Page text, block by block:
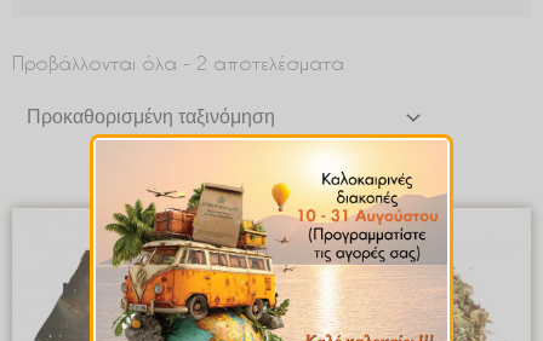
Προβάλλονται όλα - 2 αποτελέσματα
€ 33.75